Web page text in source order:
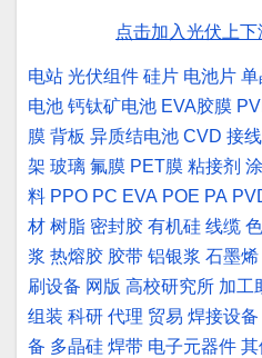
点击加入光伏上
电站 光伏组件 硅片 电池片 单
电池 钙钛矿电池 EVA胶膜
膜 背板 异质结电池 CVD 接
架 玻璃 氟膜 PET膜 粘接剂
料 PPO PC EVA POE PA
材 树脂 密封胶 有机硅 线缆
浆 热熔胶 胶带 铝银浆 石墨烯
刷设备 网版 高校研究所 加工
组装 科研 代理 贸易 焊接设备
备 多晶硅 焊带 电子元器件 其